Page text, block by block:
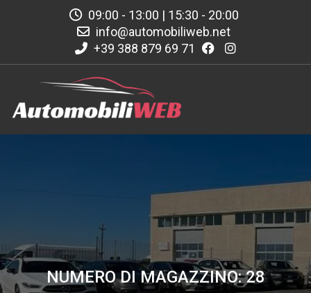
09:00 - 13:00 | 15:30 - 20:00
info@automobiliweb.net
+39 388 879 69 71
NUMERO DI MAGAZZINO: 28